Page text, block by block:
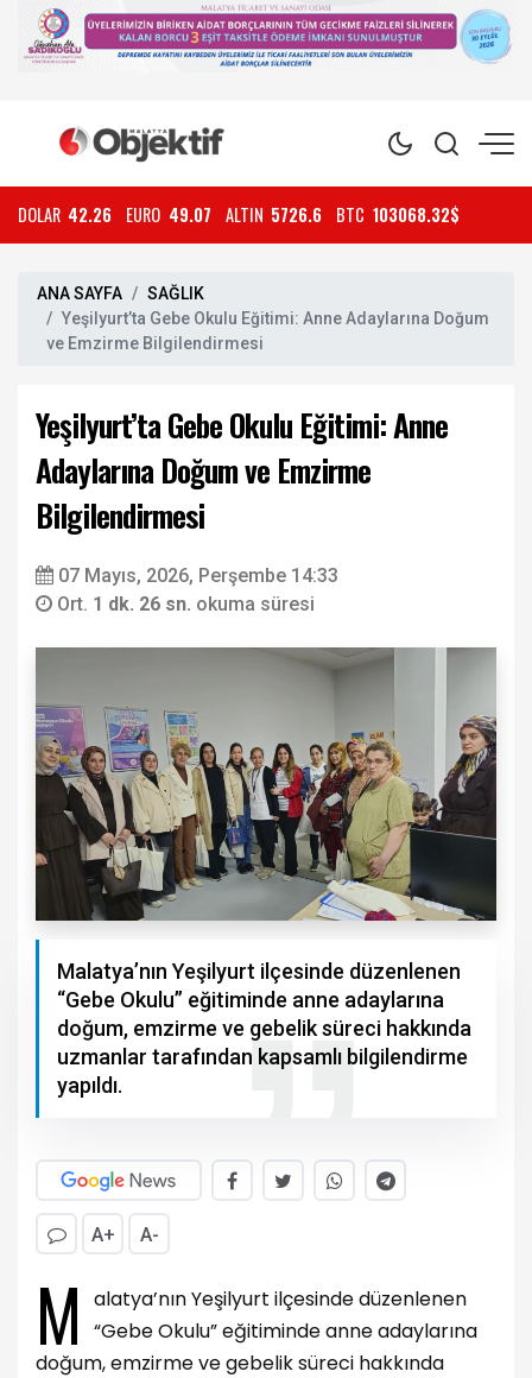
DOLAR 42.26 EURO 49.07 ALTIN 5726.6 BTC 103068.32$
ANA SAYFA
SAĞLIK
Yeşilyurt’ta Gebe Okulu Eğitimi: Anne Adaylarına Doğum
ve Emzirme Bilgilendirmesi
Yeşilyurt’ta Gebe Okulu Eğitimi: Anne
Adaylarına Doğum ve Emzirme
Bilgilendirmesi
07 Mayıs, 2026, Perşembe 14:33
Ort. 1 dk. 26 sn. okuma süresi
Malatya’nın Yeşilyurt ilçesinde düzenlenen
“Gebe Okulu” eğitiminde anne adaylarına
doğum, emzirme ve gebelik süreci hakkında
uzmanlar tarafından kapsamlı bilgilendirme
yapıldı.
A+ A-
M
alatya’nın Yeşilyurt ilçesinde düzenlenen
“Gebe Okulu” eğitiminde anne adaylarına
doğum, emzirme ve gebelik süreci hakkında